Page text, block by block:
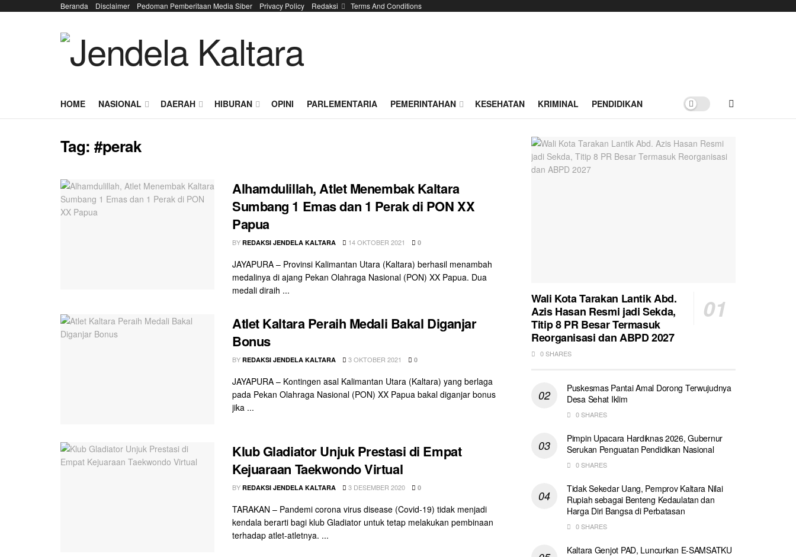
Beranda Disclaimer Pedoman Pemberitaan Media Siber Privacy Policy Redaksi Terms And Conditions
HOME NASIONAL DAERAH HIBURAN OPINI PARLEMENTARIA PEMERINTAHAN KESEHATAN KRIMINAL PENDIDIKAN
Tag:#perak
Alhamdulillah, Atlet Menembak Kaltara
Sumbang 1 Emas dan 1 Perak di PON XX
Papua
BY REDAKSI JENDELA KALTARA 14 OKTOBER 2021 0
JAYAPURA – Provinsi Kalimantan Utara (Kaltara) berhasil menambah
medalinya di ajang Pekan Olahraga Nasional (PON) XX Papua. Dua
medali diraih ...
Atlet Kaltara Peraih Medali Bakal Diganjar
Bonus
BY REDAKSI JENDELA KALTARA 3 OKTOBER 2021 0
JAYAPURA – Kontingen asal Kalimantan Utara (Kaltara) yang berlaga
pada Pekan Olahraga Nasional (PON) XX Papua bakal diganjar bonus
jika ...
Klub Gladiator Unjuk Prestasi di Empat
Kejuaraan Taekwondo Virtual
BY REDAKSI JENDELA KALTARA 3 DESEMBER 2020 0
TARAKAN – Pandemi corona virus disease (Covid-19) tidak menjadi
kendala berarti bagi klub Gladiator untuk tetap melakukan pembinaan
terhadap atlet-atletnya. ...
Wali Kota Tarakan Lantik Abd.
Azis Hasan Resmi jadi Sekda,
Titip 8 PR Besar Termasuk
Reorganisasi dan ABPD 2027
0 SHARES
Puskesmas Pantai Amal Dorong Terwujudnya
Desa Sehat Iklim
0 SHARES
Pimpin Upacara Hardiknas 2026, Gubernur
Serukan Penguatan Pendidikan Nasional
0 SHARES
Tidak Sekedar Uang, Pemprov Kaltara Nilai
Rupiah sebagai Benteng Kedaulatan dan
Harga Diri Bangsa di Perbatasan
0 SHARES
Kaltara Genjot PAD, Luncurkan E-SAMSATKU